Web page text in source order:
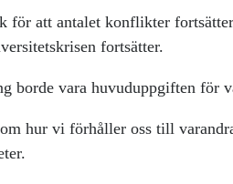
för att antalet konflikter
fortsätter.
borde vara huvuduppgiften för
hur vi förhåller oss till